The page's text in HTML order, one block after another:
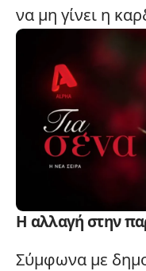
να μη γίνει η
Η αλλαγή στην
Σύμφωνα με